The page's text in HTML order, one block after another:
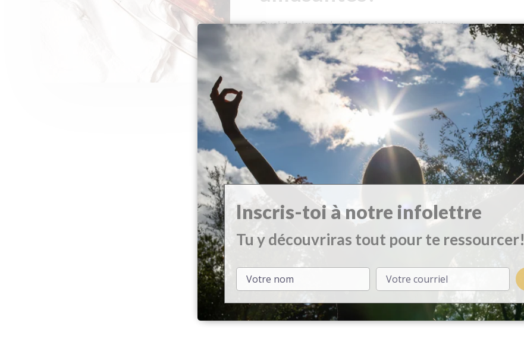
Quoi de mieux qu’une lasagne pour faire plaisir aux
petits comme aux grands un soir de semaine? Caroline
Huard alias […]
Lire la suite
Inscris-toi à notre infolettre
Tu y découvriras tout pour te ressourcer!